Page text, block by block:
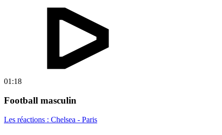
01:18
Football masculin
Les réactions : Chelsea - Paris